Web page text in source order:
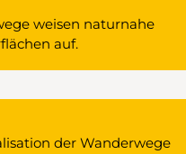
weisen naturnahe
auf.
der Wanderwege